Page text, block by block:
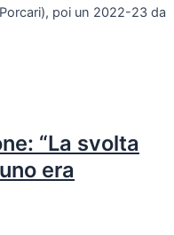
poi un 2022-23 da
“La svolta
era